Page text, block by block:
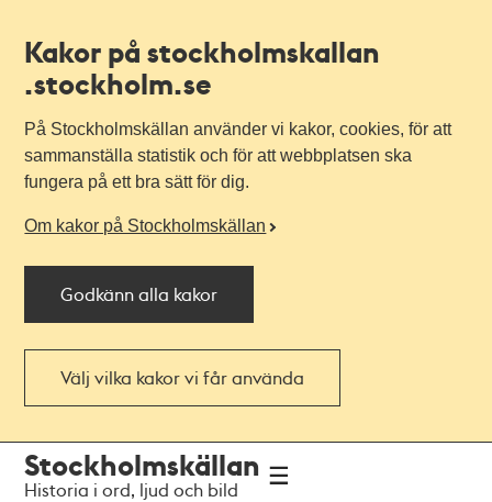
Kakor på stockholmskallan
.stockholm.se
På Stockholmskällan använder vi kakor, cookies, för att
sammanställa statistik och för att webbplatsen ska
fungera på ett bra sätt för dig.
Om kakor på Stockholmskällan
Godkänn alla kakor
Välj vilka kakor vi får använda
navigationen
huvudinnehållet
Stockholmskällan
Historia i ord, ljud och bild